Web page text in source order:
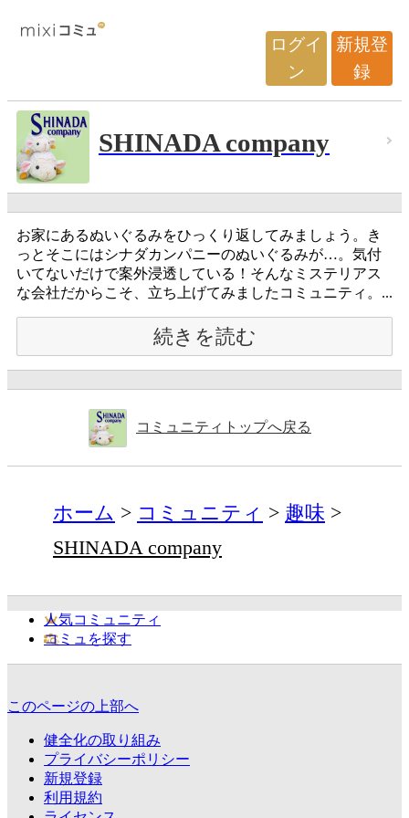
ログイ
ン
新規登
録
SHINADA company
お家にあるぬいぐるみをひっくり返してみましょう。き
っとそこにはシナダカンパニーのぬいぐるみが…。気付
いてないだけで案外浸透している！そんなミステリアス
な会社だからこそ、立ち上げてみましたコミュニティ。...
続きを読む
コミュニティトップへ戻る
ホーム コミュニティ
趣味
SHINADA company
人気コミュニティ
コミュを探す
このページの上部へ
健全化の取り組み
プライバシーポリシー
新規登録
利用規約